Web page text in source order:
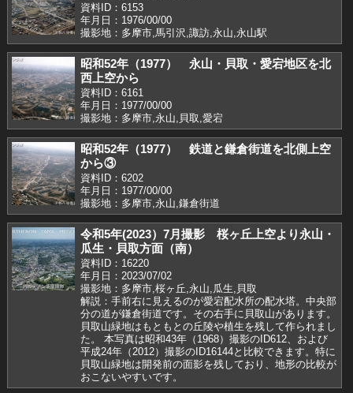
資料ID：6153
年月日：1976/00/00
撮影地：多摩市,馬引沢,諏訪,永山,永山駅
昭和52年（1977） 永山・貝取・愛宕地区を北
西上空から
資料ID：6161
年月日：1977/00/00
撮影地：多摩市,永山,貝取,愛宕
昭和52年（1977） 鉄道と鎌倉街道を北側上空
から③
資料ID：6202
年月日：1977/00/00
撮影地：多摩市,永山,鎌倉街道
令和5年(2023）7月撮影 桜ヶ丘上空より永山・
瓜生・貝取方面（南）
資料ID：16220
年月日：2023/07/02
撮影地：多摩市,桜ヶ丘,永山,瓜生,貝取
解説：手前右に見えるのが愛宕配水所の配水塔。中央部
分の道が鎌倉街道です。その右手に貝取山があります。
貝取山緑地はもともとの丘陵や植生を残して作られまし
た。 本写真は昭和43年（1968）撮影のID612、および
平成24年（2012）撮影のID16144と比較できます。特に
貝取山緑地は開発前の面影を残しており、地形の比較が
おこないやすいです。